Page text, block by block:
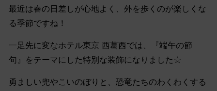
最近は春の日差しが心地よく、外を歩くのが楽しくな
る季節ですね！
一足先に変なホテル東京 西葛西では、『端午の節
句』をテーマにした特別な装飾になりました☆
勇ましい兜やこいのぼりと、恐竜たちのわくわくする